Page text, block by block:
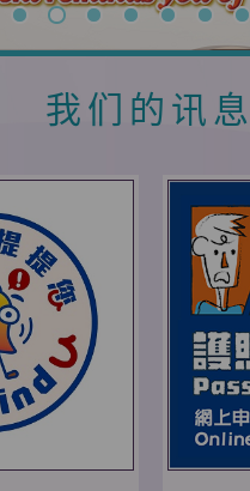
我们的讯息